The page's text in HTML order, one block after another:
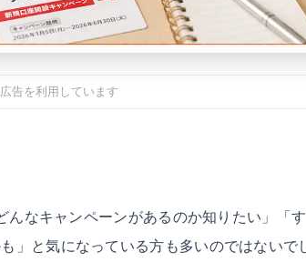
告を利用しています
んなキャンペーンがあるのか知りたい」「す
」と気になっている方も多いのではないでし